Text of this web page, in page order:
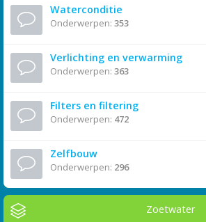
Waterconditie
Onderwerpen: 353
Verlichting en verwarming
Onderwerpen: 363
Filters en filtering
Onderwerpen: 472
Zelfbouw
Onderwerpen: 296
Zoetwater